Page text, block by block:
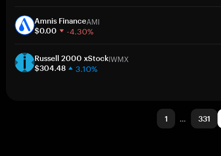
30 Tage
Marktkapitalisierung
Amnis FinanceAMI
$0.00 -4.30%
30 Tage
Marktkapitalisierung
Russell 2000 xStockIWMX
$304.48 3.10%
1 … 331